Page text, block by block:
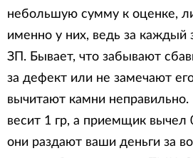
небольшую сумму к оценке,
именно у них, ведь за каждый
ЗП. Бывает, что забывают
за дефект или не замечают
вычитают камни
весит 1 гр, а приемщик вычел
они раздают ваши деньги за